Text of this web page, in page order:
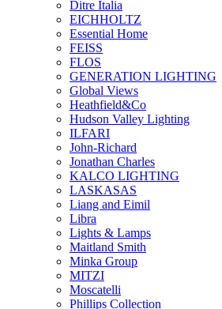
Ditre Italia
EICHHOLTZ
Essential Home
FEISS
FLOS
GENERATION LIGHTING
Global Views
Heathfield&Co
Hudson Valley Lighting
ILFARI
John-Richard
Jonathan Charles
KALCO LIGHTING
LASKASAS
Liang and Eimil
Libra
Lights & Lamps
Maitland Smith
Minka Group
MITZI
Moscatelli
Phillips Collection